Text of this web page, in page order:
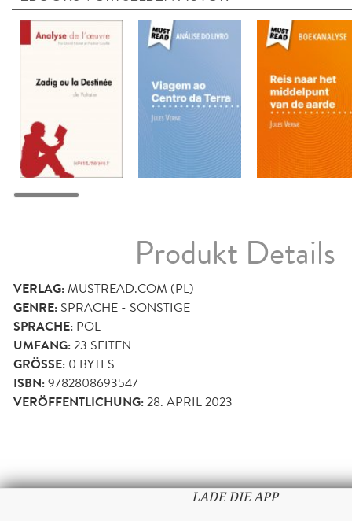
Produkt Details
VERLAG:MUSTREAD.COM (PL)
GENRE: SPRACHE - SONSTIGE
SPRACHE: POL
UMFANG:23 SEITEN
GRÖSSE: 0 BYTES
ISBN:9782808693547
VERÖFFENTLICHUNG:28. APRIL 2023
LADE DIE APP